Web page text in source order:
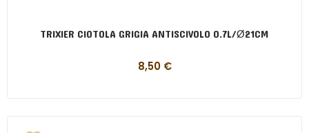
TRIXIER CIOTOLA GRIGIA ANTISCIVOLO 0.7L/Ø21CM
8,50 €